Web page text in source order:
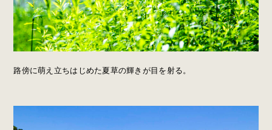
路傍に萌え立ちはじめた夏草の輝きが目を射る。